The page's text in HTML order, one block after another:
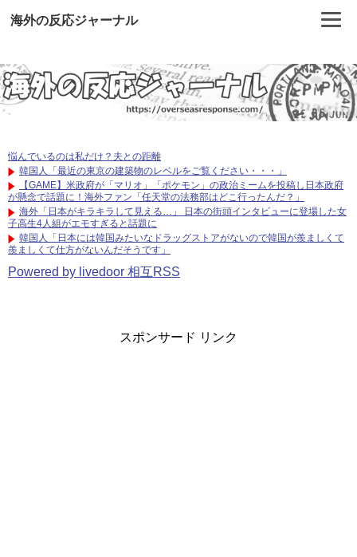
海外の反応ジャーナル
悩んでいるのは私だけ？夫との距離
韓国人「最近の東京の建築物のレベルをご覧ください・・・」
【GAME】米政府が「マリオ」「ポケモン」の政治ミームを投稿し日本政府
が懸念で話題に！海外ファン「任天堂の法務部はどこ行ったんだ？」
海外「日本がキラキラして見える…」 日本の街頭インタビューに登場した女
子高生4人組がエモすぎると話題に
韓国人「日本には韓国みたいなドラッグストアがないので韓国が羨ましくて
羨ましくて仕方がないんだそうです」
Powered by livedoor 相互RSS
スポンサード リンク